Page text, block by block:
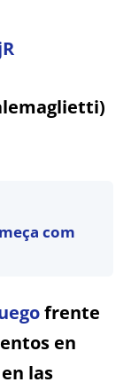
com
frente
en
en las